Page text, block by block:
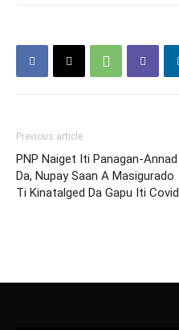
Previous article
PNP Naiget Iti Panagan-Annad
Da, Nupay Saan A Masigurado
Ti Kinatalged Da Gapu Iti Covid